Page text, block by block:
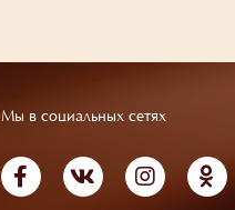
Мы в социальных сетях